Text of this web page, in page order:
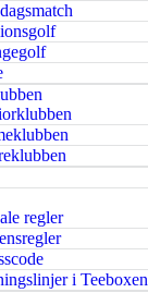
regler
i Teeboxen